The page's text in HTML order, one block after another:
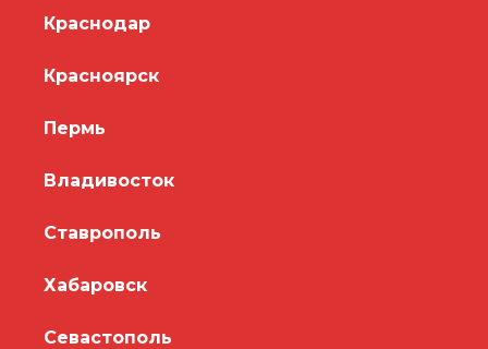
Краснодар
Красноярск
Пермь
Владивосток
Ставрополь
Хабаровск
Севастополь